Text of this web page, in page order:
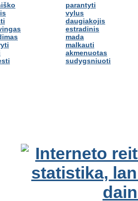
parantyti
vylus
daugiakojis
estradinis
mada
malkauti
akmenuotas
sudygsniuoti